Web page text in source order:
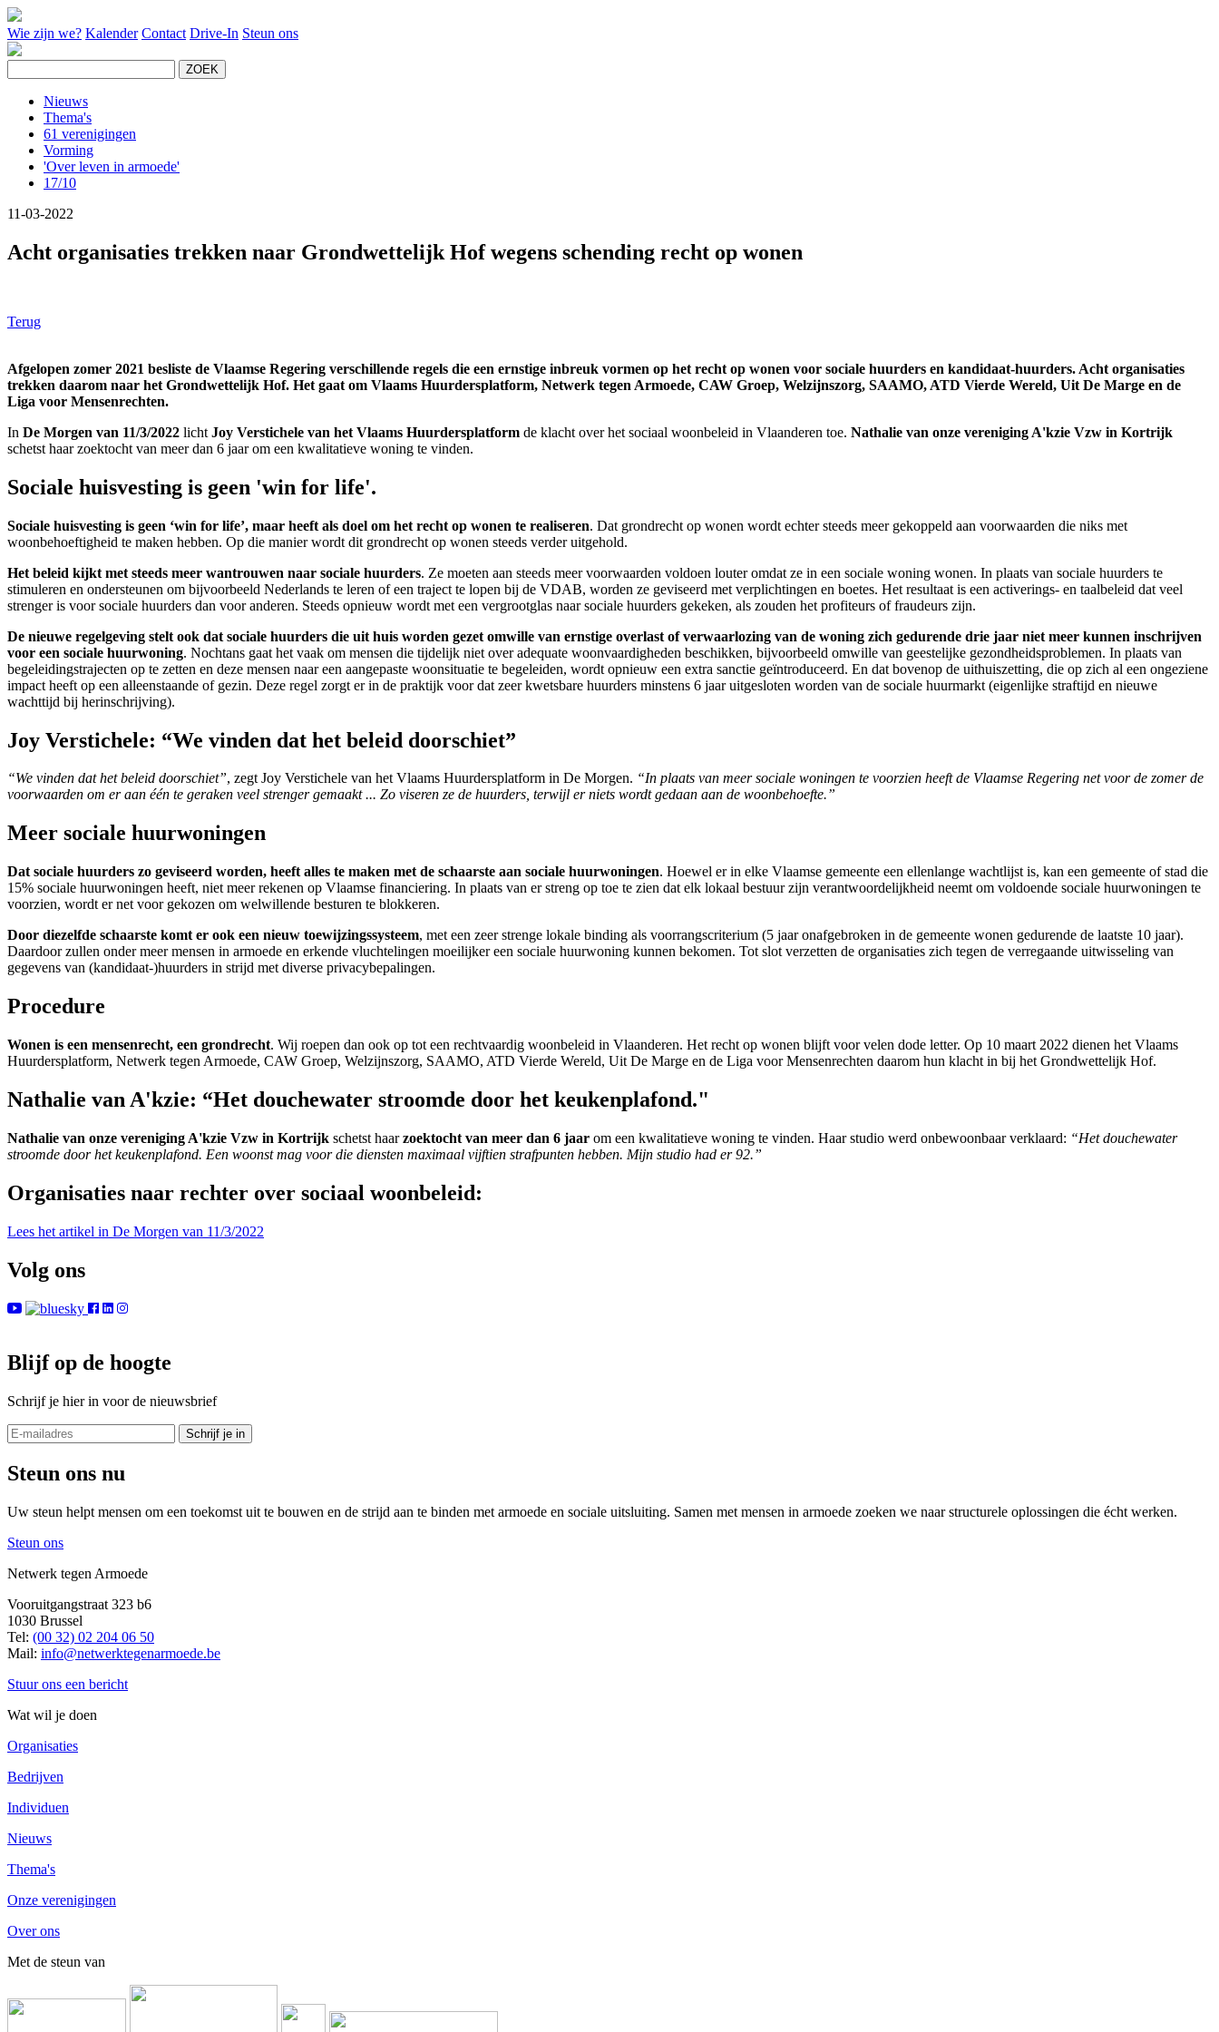
Wie zijn we? Kalender Contact Drive-In Steun ons
Nieuws
Thema's
61 verenigingen
Vorming
'Over leven in armoede'
17/10
11-03-2022
Acht organisaties trekken naar Grondwettelijk Hof wegens schending recht op wonen
Terug
Afgelopen zomer 2021 besliste de Vlaamse Regering verschillende regels die een ernstige inbreuk vormen op het recht op wonen voor sociale huurders en kandidaat-huurders. Acht organisaties
trekken daarom naar het Grondwettelijk Hof. Het gaat om Vlaams Huurdersplatform, Netwerk tegen Armoede, CAW Groep, Welzijnszorg, SAAMO, ATD Vierde Wereld, Uit De Marge en de
Liga voor Mensenrechten.
In De Morgen van 11/3/2022 licht Joy Verstichele van het Vlaams Huurdersplatform de klacht over het sociaal woonbeleid in Vlaanderen toe. Nathalie van onze vereniging A'kzie Vzw in Kortrijk
schetst haar zoektocht van meer dan 6 jaar om een kwalitatieve woning te vinden.
Sociale huisvesting is geen 'win for life'.
Sociale huisvesting is geen ‘win for life’, maar heeft als doel om het recht op wonen te realiseren. Dat grondrecht op wonen wordt echter steeds meer gekoppeld aan voorwaarden die niks met
woonbehoeftigheid te maken hebben. Op die manier wordt dit grondrecht op wonen steeds verder uitgehold.
Het beleid kijkt met steeds meer wantrouwen naar sociale huurders. Ze moeten aan steeds meer voorwaarden voldoen louter omdat ze in een sociale woning wonen. In plaats van sociale huurders te
stimuleren en ondersteunen om bijvoorbeeld Nederlands te leren of een traject te lopen bij de VDAB, worden ze geviseerd met verplichtingen en boetes. Het resultaat is een activerings- en taalbeleid dat veel
strenger is voor sociale huurders dan voor anderen. Steeds opnieuw wordt met een vergrootglas naar sociale huurders gekeken, als zouden het profiteurs of fraudeurs zijn.
De nieuwe regelgeving stelt ook dat sociale huurders die uit huis worden gezet omwille van ernstige overlast of verwaarlozing van de woning zich gedurende drie jaar niet meer kunnen inschrijven
voor een sociale huurwoning. Nochtans gaat het vaak om mensen die tijdelijk niet over adequate woonvaardigheden beschikken, bijvoorbeeld omwille van geestelijke gezondheidsproblemen. In plaats van
begeleidingstrajecten op te zetten en deze mensen naar een aangepaste woonsituatie te begeleiden, wordt opnieuw een extra sanctie geïntroduceerd. En dat bovenop de uithuiszetting, die op zich al een ongeziene
impact heeft op een alleenstaande of gezin. Deze regel zorgt er in de praktijk voor dat zeer kwetsbare huurders minstens 6 jaar uitgesloten worden van de sociale huurmarkt (eigenlijke straftijd en nieuwe
wachttijd bij herinschrijving).
Joy Verstichele: “We vinden dat het beleid doorschiet”
“We vinden dat het beleid doorschiet”, zegt Joy Verstichele van het Vlaams Huurdersplatform in De Morgen. “In plaats van meer sociale woningen te voorzien heeft de Vlaamse Regering net voor de zomer de
voorwaarden om er aan één te geraken veel strenger gemaakt ... Zo viseren ze de huurders, terwijl er niets wordt gedaan aan de woonbehoefte.”
Meer sociale huurwoningen
Dat sociale huurders zo geviseerd worden, heeft alles te maken met de schaarste aan sociale huurwoningen. Hoewel er in elke Vlaamse gemeente een ellenlange wachtlijst is, kan een gemeente of stad die
15% sociale huurwoningen heeft, niet meer rekenen op Vlaamse financiering. In plaats van er streng op toe te zien dat elk lokaal bestuur zijn verantwoordelijkheid neemt om voldoende sociale huurwoningen te
voorzien, wordt er net voor gekozen om welwillende besturen te blokkeren.
Door diezelfde schaarste komt er ook een nieuw toewijzingssysteem, met een zeer strenge lokale binding als voorrangscriterium (5 jaar onafgebroken in de gemeente wonen gedurende de laatste 10 jaar).
Daardoor zullen onder meer mensen in armoede en erkende vluchtelingen moeilijker een sociale huurwoning kunnen bekomen. Tot slot verzetten de organisaties zich tegen de verregaande uitwisseling van
gegevens van (kandidaat-)huurders in strijd met diverse privacybepalingen.
Procedure
Wonen is een mensenrecht, een grondrecht. Wij roepen dan ook op tot een rechtvaardig woonbeleid in Vlaanderen. Het recht op wonen blijft voor velen dode letter. Op 10 maart 2022 dienen het Vlaams
Huurdersplatform, Netwerk tegen Armoede, CAW Groep, Welzijnszorg, SAAMO, ATD Vierde Wereld, Uit De Marge en de Liga voor Mensenrechten daarom hun klacht in bij het Grondwettelijk Hof.
Nathalie van A'kzie: “Het douchewater stroomde door het keukenplafond."
Nathalie van onze vereniging A'kzie Vzw in Kortrijk schetst haarzoektocht van meer dan 6 jaar om een kwalitatieve woning te vinden. Haar studio werd onbewoonbaar verklaard: “Het douchewater
stroomde door het keukenplafond. Een woonst mag voor die diensten maximaal vijftien strafpunten hebben. Mijn studio had er 92.”
Organisaties naar rechter over sociaal woonbeleid:
Lees het artikel in De Morgen van 11/3/2022
Volg ons
Blijf op de hoogte
Schrijf je hier in voor de nieuwsbrief
Steun ons nu
Uw steun helpt mensen om een toekomst uit te bouwen en de strijd aan te binden met armoede en sociale uitsluiting. Samen met mensen in armoede zoeken we naar structurele oplossingen die écht werken.
Steun ons
Netwerk tegen Armoede
Vooruitgangstraat 323 b6
1030 Brussel
Tel: (00 32) 02 204 06 50
Mail: info@netwerktegenarmoede.be
Stuur ons een bericht
Wat wil je doen
Organisaties
Bedrijven
Individuen
Nieuws
Thema's
Onze verenigingen
Over ons
Met de steun van